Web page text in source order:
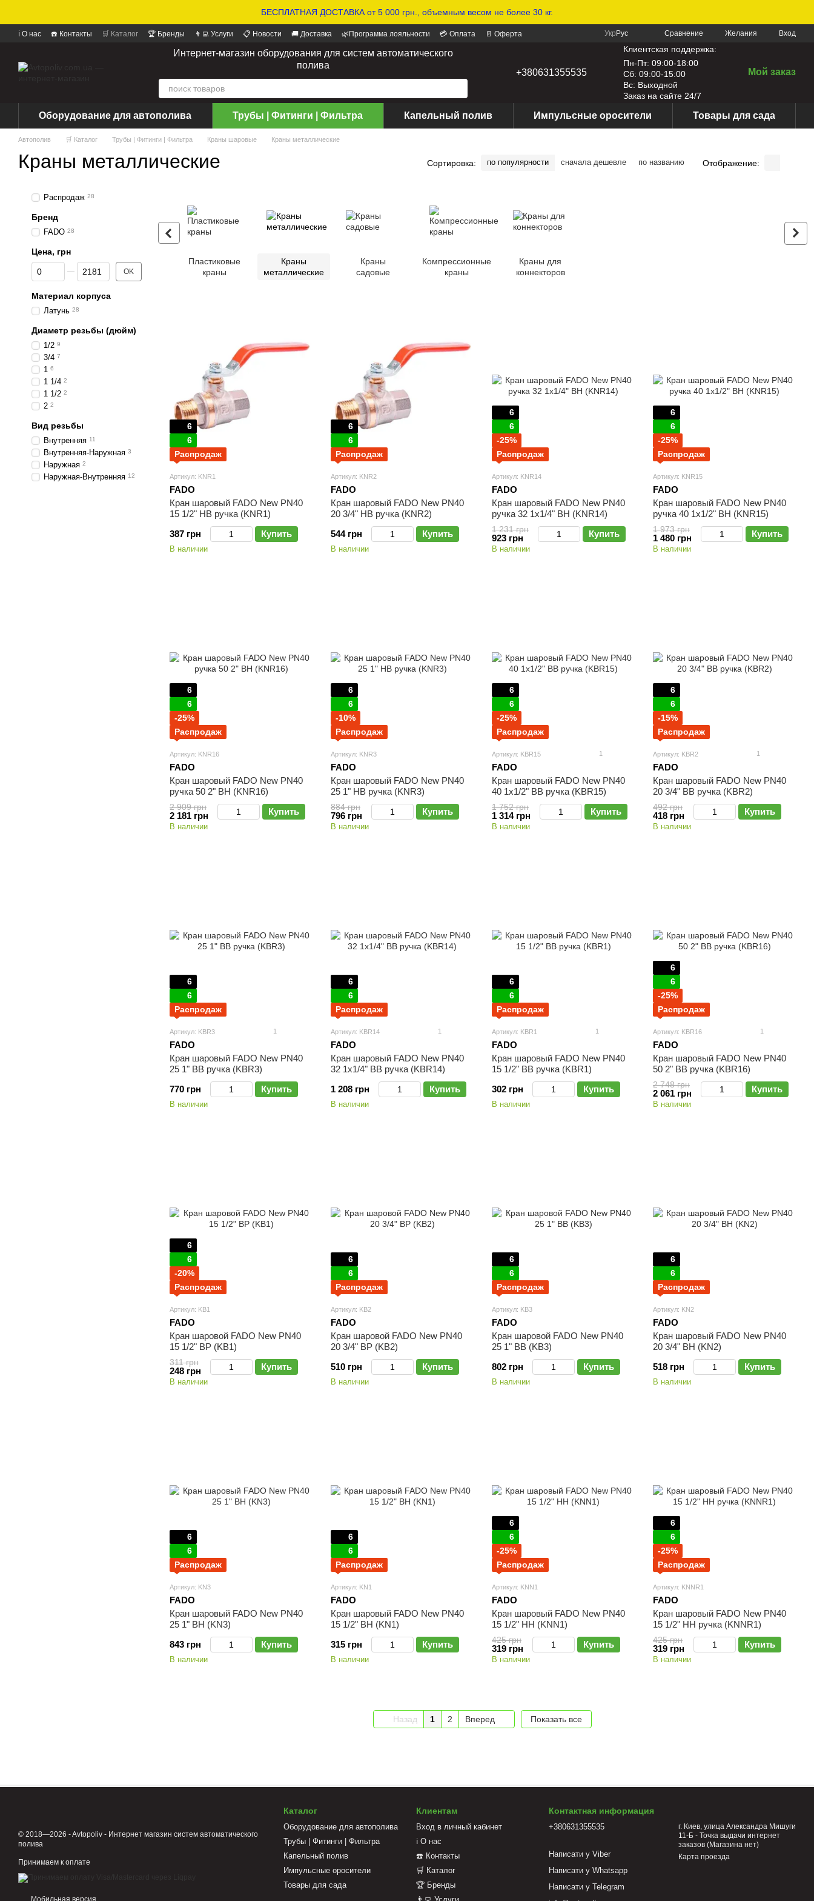
БЕСПЛАТНАЯ ДОСТАВКА от 5 000 грн., объемным весом не более 30 кг.
ℹ️ О нас ☎️ Контакты 🛒 Каталог 🏆 Бренды 👨‍💻 Услуги 📋 Новости 🚚 Доставка 🌿Программа лояльности 💳 Оплата
📄 Оферта
Укр Рус Сравнение Желания Вход
Интернет-магазин оборудования для систем автоматического
полива
+380631355535
Клиентская поддержка:
Пн-Пт: 09:00-18:00
Сб: 09:00-15:00
Вс: Выходной
Заказ на сайте 24/7
Мой заказ
Оборудование для автополива Трубы | Фитинги | Фильтра Капельный полив Импульсные оросители Товары для сада
Автополив 🛒 Каталог Трубы | Фитинги | Фильтра Краны шаровые Краны металлические
Краны металлические Сортировка: по популярности сначала дешевле по названию Отображение:
Пластиковые
краны
Краны
металлические
Краны
садовые
Компрессионные
краны
Краны для
коннекторов
6
6
Распродаж
Артикул: KNR1
FADO
Кран шаровый FADO New PN40
15 1/2" НВ ручка (KNR1)
387 грн
Купить
В наличии
6
6
Распродаж
Артикул: KNR2
FADO
Кран шаровый FADO New PN40
20 3/4" НВ ручка (KNR2)
544 грн
Купить
В наличии
6
6
-25%
Распродаж
Артикул: KNR14
FADO
Кран шаровый FADO New PN40
ручка 32 1х1/4" ВН (KNR14)
1 231 грн
923 грн Купить
В наличии
6
6
-25%
Распродаж
Артикул: KNR15
FADO
Кран шаровый FADO New PN40
ручка 40 1х1/2" ВН (KNR15)
1 973 грн
1 480 грн Купить
В наличии
6
6
-25%
Распродаж
Артикул: KNR16
FADO
Кран шаровый FADO New PN40
ручка 50 2" ВН (KNR16)
2 909 грн
2 181 грн Купить
В наличии
6
6
-10%
Распродаж
Артикул: KNR3
FADO
Кран шаровый FADO New PN40
25 1" НВ ручка (KNR3)
884 грн
796 грн Купить
В наличии
6
6
-25%
Распродаж
Артикул: KBR15 1
FADO
Кран шаровый FADO New PN40
40 1х1/2" ВВ ручка (KBR15)
1 752 грн
1 314 грн Купить
В наличии
6
6
-15%
Распродаж
Артикул: KBR2 1
FADO
Кран шаровый FADO New PN40
20 3/4" ВВ ручка (KBR2)
492 грн
418 грн Купить
В наличии
6
6
Распродаж
Артикул: KBR3 1
FADO
Кран шаровый FADO New PN40
25 1" ВВ ручка (KBR3)
770 грн
Купить
В наличии
6
6
Распродаж
Артикул: KBR14 1
FADO
Кран шаровый FADO New PN40
32 1х1/4" ВВ ручка (KBR14)
1 208 грн
Купить
В наличии
6
6
Распродаж
Артикул: KBR1 1
FADO
Кран шаровый FADO New PN40
15 1/2" ВВ ручка (KBR1)
302 грн
Купить
В наличии
6
6
-25%
Распродаж
Артикул: KBR16 1
FADO
Кран шаровый FADO New PN40
50 2" ВВ ручка (KBR16)
2 748 грн
2 061 грн Купить
В наличии
6
6
-20%
Распродаж
Артикул: KB1
FADO
Кран шаровой FADO New PN40
15 1/2" ВР (KB1)
311 грн
248 грн Купить
В наличии
6
6
Распродаж
Артикул: KB2
FADO
Кран шаровой FADO New PN40
20 3/4" ВР (KB2)
510 грн
Купить
В наличии
6
6
Распродаж
Артикул: KB3
FADO
Кран шаровой FADO New PN40
25 1" ВВ (KB3)
802 грн
Купить
В наличии
6
6
Распродаж
Артикул: KN2
FADO
Кран шаровый FADO New PN40
20 3/4" ВН (KN2)
518 грн
Купить
В наличии
6
6
Распродаж
Артикул: KN3
FADO
Кран шаровый FADO New PN40
25 1" ВН (KN3)
843 грн
Купить
В наличии
6
6
Распродаж
Артикул: KN1
FADO
Кран шаровый FADO New PN40
15 1/2" ВН (KN1)
315 грн
Купить
В наличии
6
6
-25%
Распродаж
Артикул: KNN1
FADO
Кран шаровый FADO New PN40
15 1/2" НН (KNN1)
425 грн
319 грн Купить
В наличии
6
6
-25%
Распродаж
Артикул: KNNR1
FADO
Кран шаровый FADO New PN40
15 1/2" НН ручка (KNNR1)
425 грн
319 грн Купить
В наличии
Назад 1 2 Вперед Показать все
Распродаж 28
Бренд
FADO 28
Цена, грн
От Цена, грн
До Цена, грн OK
Материал корпуса
Латунь 28
Диаметр резьбы (дюйм)
1/2 9
3/4 7
1 6
1 1/4 2
1 1/2 2
2 2
Вид резьбы
Внутренняя 11
Внутренняя-Наружная 3
Наружная 2
Наружная-Внутренняя 12
© 2018—2026 - Avtopoliv - Интернет магазин систем автоматического
полива
Принимаем к оплате
Мобильная версия
Каталог
Оборудование для автополива
Трубы | Фитинги | Фильтра
Капельный полив
Импульсные оросители
Товары для сада
Клиентам
Вход в личный кабинет
ℹ️ О нас
☎️ Контакты
🛒 Каталог
🏆 Бренды
Контактная информация
+380631355535
Написати у Viber
Написати у Whatsapp
Написати у Telegram
г. Киев, улица Александра Мишуги
11-Б - Точка выдачи интернет
заказов (Магазина нет)
Карта проезда